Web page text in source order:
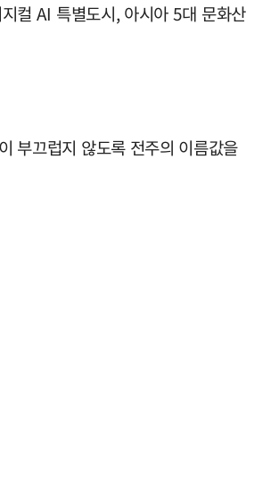
컬 AI 특별도시, 아시아 5대 문화산
부끄럽지 않도록 전주의 이름값을